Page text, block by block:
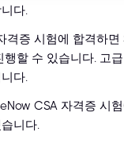
다.
격증 시험에 합격하
할 수 있습니다. 고
다.
CSA 자격증 시
니다.